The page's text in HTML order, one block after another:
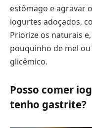
estômago e agravar
iogurtes adoçados,
Priorize os naturais
pouquinho de mel
glicêmico.
Posso comer
tenho gastrite?